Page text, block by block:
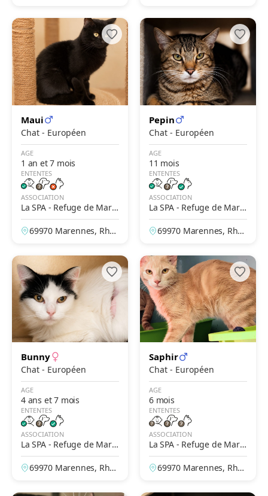
Maui
Chat - Européen
AGE
1 an et 7 mois
ENTENTES
ASSOCIATION
La SPA - Refuge de Mare
nnes – Lyon
69970 Marennes, Rhô
Pepin
Chat - Européen
AGE
11 mois
ENTENTES
ASSOCIATION
La SPA - Refuge de Mare
nnes – Lyon
69970 Marennes, Rhô
Bunny
Chat - Européen
AGE
4 ans et 7 mois
ENTENTES
ASSOCIATION
La SPA - Refuge de Mare
nnes – Lyon
69970 Marennes, Rhô
Saphir
Chat - Européen
AGE
6 mois
ENTENTES
ASSOCIATION
La SPA - Refuge de Mare
nnes – Lyon
69970 Marennes, Rhô